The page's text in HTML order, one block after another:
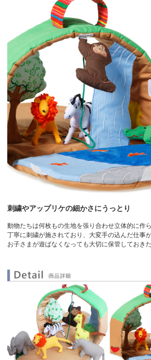
刺繍やアップリケの細かさにうっとり
動物たちは何枚もの生地を張り合わせ立体的に作ら
丁寧に刺繍が施されており、大変手の込んだ仕事
お子さまが遊ばなくなっても大切に保管しておき